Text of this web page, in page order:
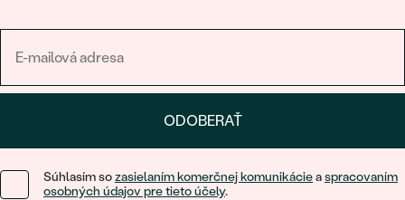
ODOBERAŤ
Súhlasím sozasielaním komerčnej komunikácieaspracovaním
osobných údajov pre tieto účely.